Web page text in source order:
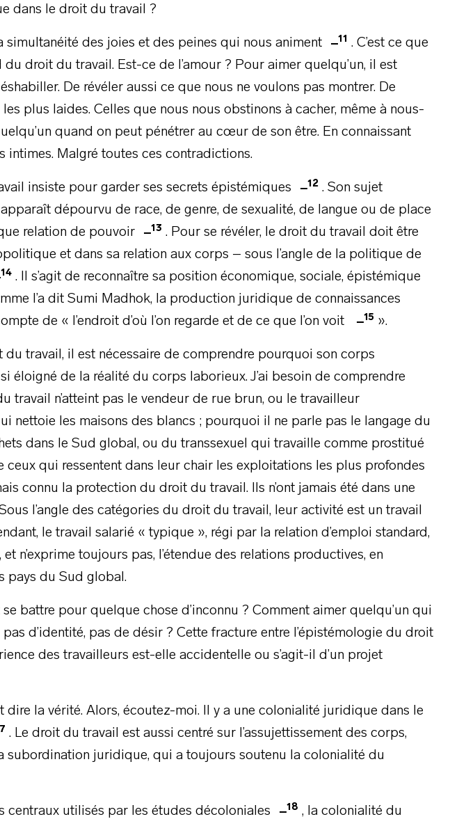
dans le droit du travail ?
simultanéité des joies et des peines qui nous animent 11 . C’est ce que
du droit du travail. Est-ce de l’amour ? Pour aimer quelqu’un, il est
De révéler aussi ce que nous ne voulons pas montrer. De
plus laides. Celles que nous nous obstinons à cacher, même à nous-
quand on peut pénétrer au cœur de son être. En connaissant
intimes. Malgré toutes ces contradictions.
insiste pour garder ses secrets épistémiques 12 . Son sujet
dépourvu de race, de genre, de sexualité, de langue ou de place
relation de pouvoir
13 . Pour se révéler, le droit du travail doit être
et dans sa relation aux corps – sous l’angle de la politique de
14 . Il s’agit de reconnaître sa position économique, sociale, épistémique
l’a dit Sumi Madhok, la production juridique de connaissances
de « l’endroit d’où l’on regarde et de ce que l’on voit 15 ».
du travail, il est nécessaire de comprendre pourquoi son corps
éloigné de la réalité du corps laborieux. J’ai besoin de comprendre
travail n’atteint pas le vendeur de rue brun, ou le travailleur
nettoie les maisons des blancs ; pourquoi il ne parle pas le langage du
dans le Sud global, ou du transsexuel qui travaille comme prostitué
ceux qui ressentent dans leur chair les exploitations les plus profondes
connu la protection du droit du travail. Ils n’ont jamais été dans une
l’angle des catégories du droit du travail, leur activité est un travail
le travail salarié « typique », régi par la relation d’emploi standard,
et n’exprime toujours pas, l’étendue des relations productives, en
pays du Sud global.
battre pour quelque chose d’inconnu ? Comment aimer quelqu’un qui
pas d’identité, pas de désir ? Cette fracture entre l’épistémologie du droit
des travailleurs est-elle accidentelle ou s’agit-il d’un projet
dire la vérité. Alors, écoutez-moi. Il y a une colonialité juridique dans le
. Le droit du travail est aussi centré sur l’assujettissement des corps,
subordination juridique, qui a toujours soutenu la colonialité du
centraux utilisés par les études décoloniales 18 , la colonialité du